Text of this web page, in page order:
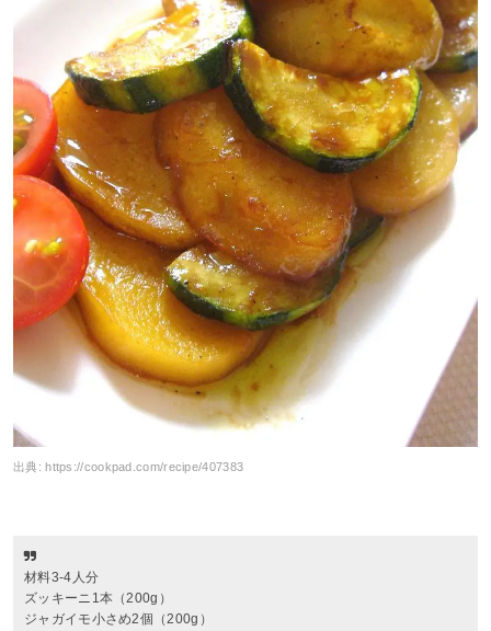
出典: https://cookpad.com/recipe/407383
材料3-4人分
ズッキーニ1本（200g）
ジャガイモ小さめ2個（200g）